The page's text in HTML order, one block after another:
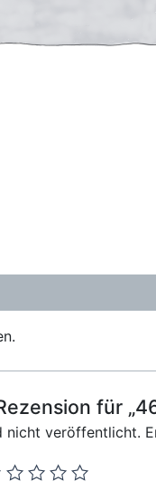
für
nicht veröffentlicht.